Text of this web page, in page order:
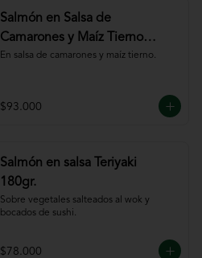
Salmón en Salsa de
Camarones y Maíz Tierno
220gr
En salsa de camarones y maíz tierno.
$93.000
Salmón en salsa Teriyaki
180gr.
Sobre vegetales salteados al wok y
bocados de sushi.
$78.000